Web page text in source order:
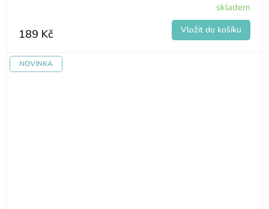
skladem
189 Kč
NOVINKA